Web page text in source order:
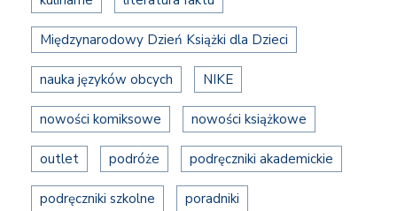
Międzynarodowy Dzień Książki dla Dzieci
nauka języków obcych NIKE
nowości komiksowe nowości książkowe
outlet podróże podręczniki akademickie
podręczniki szkolne poradniki